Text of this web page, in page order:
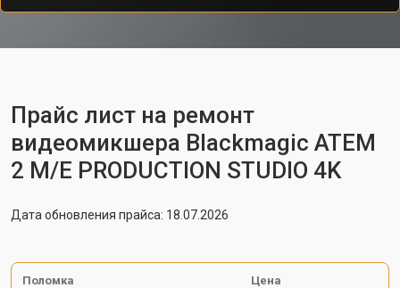
Прайс лист на ремонт
видеомикшера Blackmagic ATEM
2 M/E PRODUCTION STUDIO 4K
Дата обновления прайса: 18.07.2026
Поломка Цена